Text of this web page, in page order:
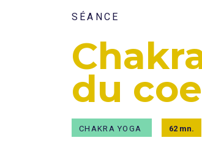
SÉANCE
du
CHAKRA YOGA 62 mn.